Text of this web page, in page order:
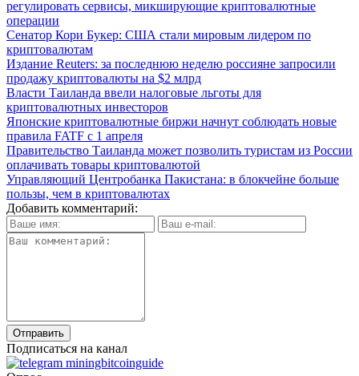
регулировать сервисы, микширующие криптовалютные
операции
Сенатор Кори Букер: США стали мировым лидером по
криптовалютам
Издание Reuters: за последнюю неделю россияне запросили
продажу криптовалюты на $2 млрд
Власти Таиланда ввели налоговые льготы для
криптовалютных инвесторов
Японские криптовалютные биржи начнут соблюдать новые
правила FATF с 1 апреля
Правительство Таиланда может позволить туристам из России
оплачивать товары криптовалютой
Управляющий Центробанка Пакистана: в блокчейне больше
пользы, чем в криптовалютах
Добавить комментарий:
Подписаться на канал